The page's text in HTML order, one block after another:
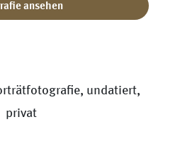
ansehen